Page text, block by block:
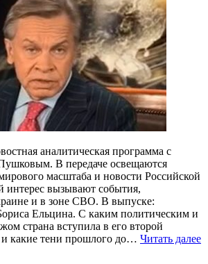
аналитическая программа с
В передаче освещаются
масштаба и новости Российской
вызывают события,
и в зоне СВО. В выпуске:
Ельцина. С каким политическим и
страна вступила в его второй
и какие тени прошлого до… Читать далее